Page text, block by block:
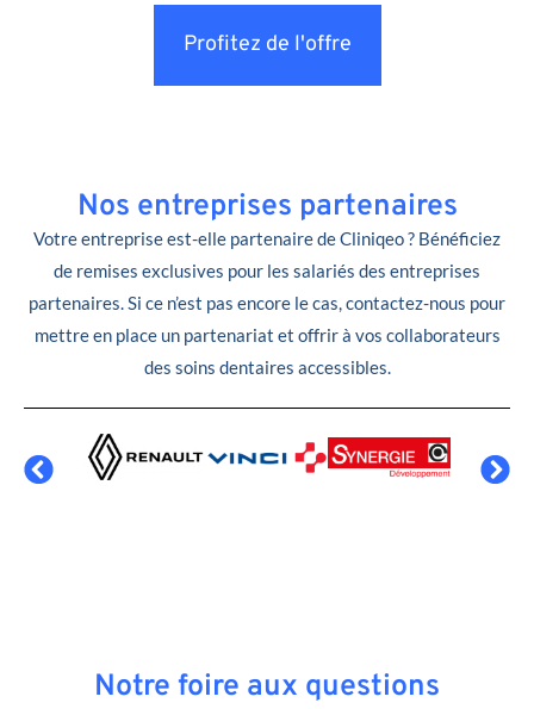
Profitez de l'offre
Nos entreprises partenaires
Votre entreprise est-elle partenaire de Cliniqeo ? Bénéficiez
de remises exclusives pour les salariés des entreprises
partenaires. Si ce n’est pas encore le cas, contactez-nous pour
mettre en place un partenariat et offrir à vos collaborateurs
des soins dentaires accessibles.
Notre foire aux questions